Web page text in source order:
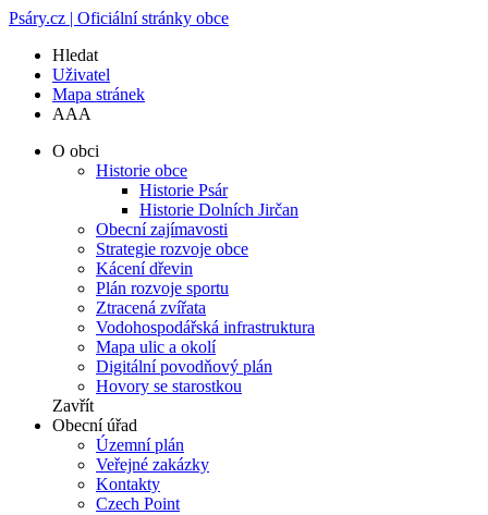
Psáry.cz | Oficiální stránky obce
Hledat
Uživatel
Mapa stránek
AAA
O obci
Historie obce
Historie Psár
Historie Dolních Jirčan
Obecní zajímavosti
Strategie rozvoje obce
Kácení dřevin
Plán rozvoje sportu
Ztracená zvířata
Vodohospodářská infrastruktura
Mapa ulic a okolí
Digitální povodňový plán
Hovory se starostkou
Zavřít
Obecní úřad
Územní plán
Veřejné zakázky
Kontakty
Czech Point